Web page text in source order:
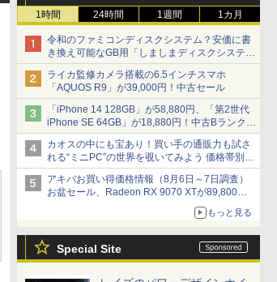
1時間 24時間 1週間 1カ月
令和のファミコンディスクシステム？安価に書
き換え可能なGB用「しましまディスクシステ
ム」
ライカ監修カメラ搭載の6.5インチスマホ
「AQUOS R9」が39,000円！中古セール
「iPhone 14 128GB」が58,880円、「第2世代
iPhone SE 64GB」が18,880円！中古Bランク品
セール
カオスの中にも宝あり！買い手の通販力も試さ
れる“ミニPC”の世界を覗いてみよう 価格帯別に
仕様や特徴を整理、11製品をピックアップ text
by 石川 ひさよし
アキバお買い得価格情報（8月6日～7日調査）
お盆セール、Radeon RX 9070 XTが89,800
円、水平周波数24.8kHz対応の17型モニターが
9,801円、暑さ指数連動セール ほか
もっと見る
Special Site